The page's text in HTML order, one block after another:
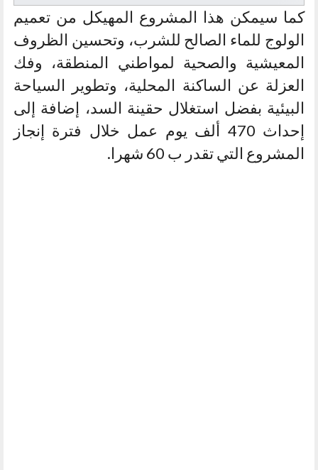
كما سيمكن هذا المشروع المهيكل من تعميم
الولوج للماء الصالح للشرب، وتحسين الظروف
المعيشية والصحية لمواطني المنطقة، وفك
العزلة عن الساكنة المحلية، وتطوير السياحة
البيئية بفضل استغلال حقينة السد، إضافة إلى
إحداث 470 ألف يوم عمل خلال فترة إنجاز
المشروع التي تقدر ب 60 شهرا.